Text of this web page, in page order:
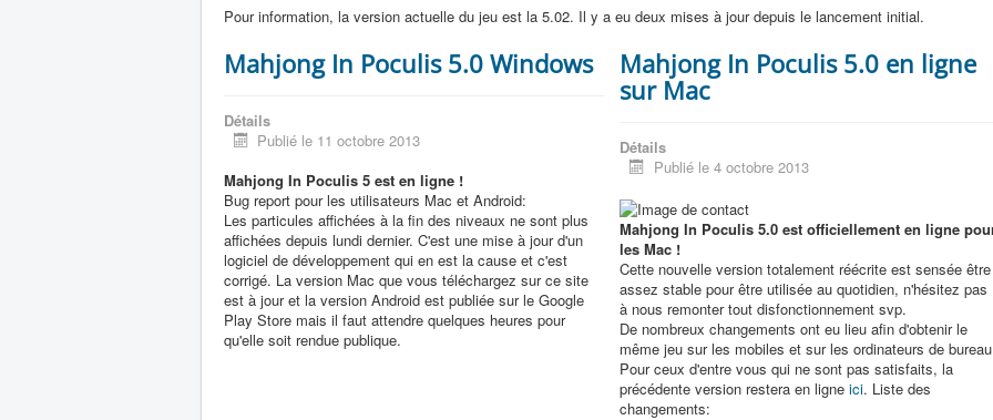
Pour information, la version actuelle du jeu est la 5.02. Il y a eu deux mises à jour depuis le lancement initial.
Mahjong In Poculis 5.0 Windows
Détails
Publié le 11 octobre 2013
Mahjong In Poculis 5 est en ligne !
Bug report pour les utilisateurs Mac et Android:
Les particules affichées à la fin des niveaux ne sont plus
affichées depuis lundi dernier. C'est une mise à jour d'un
logiciel de développement qui en est la cause et c'est
corrigé. La version Mac que vous téléchargez sur ce site
est à jour et la version Android est publiée sur le Google
Play Store mais il faut attendre quelques heures pour
qu'elle soit rendue publique.
Mahjong In Poculis 5.0 en ligne
sur Mac
Détails
Publié le 4 octobre 2013
Mahjong In Poculis 5.0 est officiellement en ligne
les Mac !
Cette nouvelle version totalement réécrite est sensée être
assez stable pour être utilisée au quotidien, n'hésitez pas
à nous remonter tout disfonctionnement svp.
De nombreux changements ont eu lieu afin d'obtenir le
même jeu sur les mobiles et sur les ordinateurs de
Pour ceux d'entre vous qui ne sont pas satisfaits, la
précédente version restera en ligneici. Liste des
changements: